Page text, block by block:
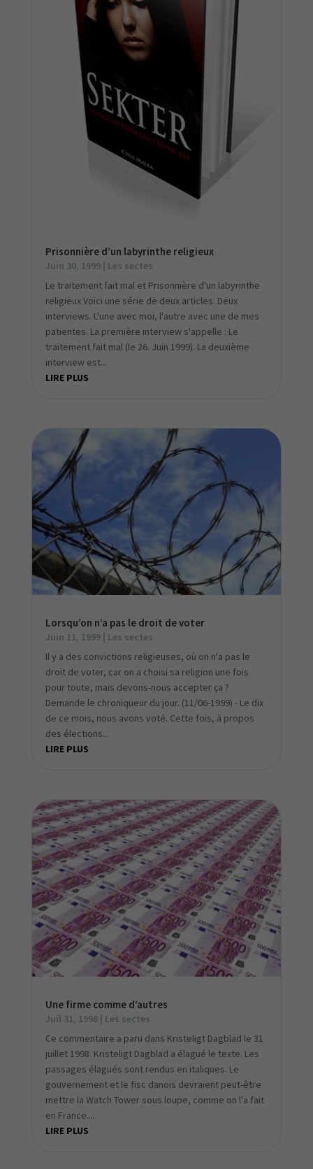
Prisonnière d’un labyrinthe religieux
Juin 30, 1999| Les sectes
Le traitement fait mal et Prisonnière d'un labyrinthe
religieux Voici une série de deux articles. Deux
interviews. L'une avec moi, l'autre avec une de mes
patientes. La première interview s'appelle : Le
traitement fait mal (le 26. Juin 1999). La deuxième
interview est...
LIRE PLUS
Lorsqu’on n’a pas le droit de voter
Juin 11, 1999| Les sectes
Il y a des convictions religieuses, où on n'a pas le
droit de voter, car on a choisi sa religion une fois
pour toute, mais devons-nous accepter ça ?
Demande le chroniqueur du jour. (11/06-1999) - Le dix
de ce mois, nous avons voté. Cette fois, à propos
des élections...
LIRE PLUS
Une firme comme d’autres
Juil 31, 1998| Les sectes
Ce commentaire a paru dans Kristeligt Dagblad le 31
juillet 1998. Kristeligt Dagblad a élagué le texte. Les
passages élagués sont rendus en italiques. Le
gouvernement et le fisc danois devraient peut-être
mettre la Watch Tower sous loupe, comme on l'a fait
en France....
LIRE PLUS